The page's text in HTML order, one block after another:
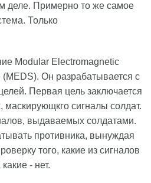
деле. Примерно то же самое
Только
Modular Electromagnetic
Он разрабатывается с
Первая цель заключается
маскирующкго сигналы солдат.
выдаваемых солдатами.
противника, вынуждая
того, какие из сигналов
- нет.